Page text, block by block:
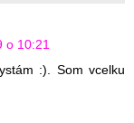
o 10:21
:). Som vcelku